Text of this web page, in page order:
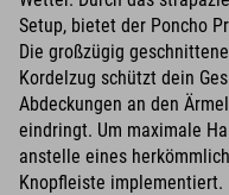
Setup, bietet der Poncho
Die großzügig
Kordelzug schützt dein
Abdeckungen an den
eindringt. Um maximale
anstelle eines
Knopfleiste implementiert.